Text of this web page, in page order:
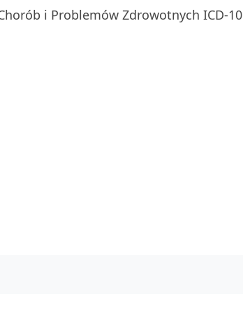
i Problemów Zdrowotnych ICD-10